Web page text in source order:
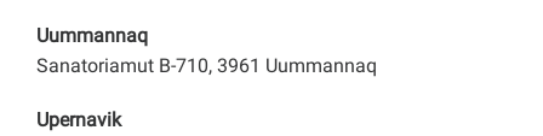
Uummannaq
Sanatoriamut B-710, 3961 Uummannaq
Upernavik